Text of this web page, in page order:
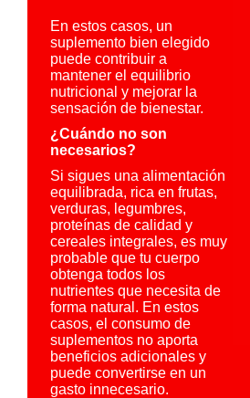
En estos casos, un
suplemento bien elegido
puede contribuir a
mantener el equilibrio
nutricional y mejorar la
sensación de bienestar.
¿Cuándo no son
necesarios?
Si sigues una alimentación
equilibrada, rica en frutas,
verduras, legumbres,
proteínas de calidad y
cereales integrales, es muy
probable que tu cuerpo
obtenga todos los
nutrientes que necesita de
forma natural. En estos
casos, el consumo de
suplementos no aporta
beneficios adicionales y
puede convertirse en un
gasto innecesario.